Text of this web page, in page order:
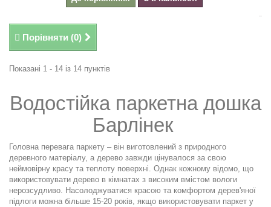
Водостійка паркетна дошка
Барлінек
Головна перевага паркету – він виготовлений з природного
деревного матеріалу, а дерево завжди цінувалося за свою
неймовірну красу та теплоту поверхні. Однак кожному відомо, що
використовувати дерево в кімнатах з високим вмістом вологи
нерозсудливо. Насолоджуватися красою та комфортом дерев'яної
підлоги можна більше 15-20 років, якщо використовувати паркет у
Порівняти (0)
Показані 1 - 14 із 14 пунктів